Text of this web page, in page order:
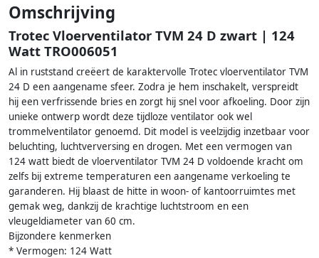
Omschrijving
Trotec Vloerventilator TVM 24 D zwart | 124
Watt TRO006051
Al in ruststand creëert de karaktervolle Trotec vloerventilator TVM
24 D een aangename sfeer. Zodra je hem inschakelt, verspreidt
hij een verfrissende bries en zorgt hij snel voor afkoeling. Door zijn
unieke ontwerp wordt deze tijdloze ventilator ook wel
trommelventilator genoemd. Dit model is veelzijdig inzetbaar voor
beluchting, luchtverversing en drogen. Met een vermogen van
124 watt biedt de vloerventilator TVM 24 D voldoende kracht om
zelfs bij extreme temperaturen een aangename verkoeling te
garanderen. Hij blaast de hitte in woon- of kantoorruimtes met
gemak weg, dankzij de krachtige luchtstroom en een
vleugeldiameter van 60 cm.
Bijzondere kenmerken
* Vermogen: 124 Watt